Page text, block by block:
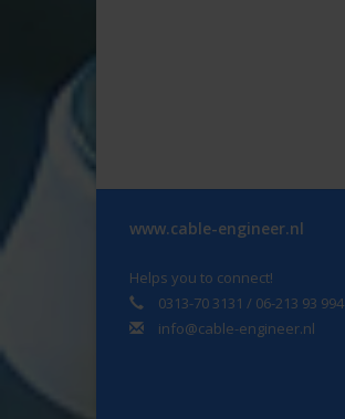
www.cable-engineer.nl
Helps you to connect!
0313-70 3131 / 06-213 93 994
info@cable-engineer.nl